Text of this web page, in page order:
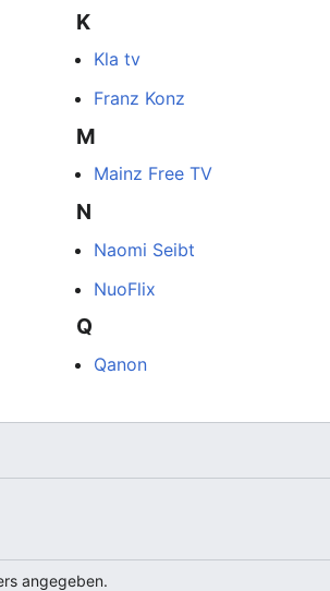
K
Kla tv
Franz Konz
M
Mainz Free TV
N
Naomi Seibt
NuoFlix
Q
Qanon
angegeben.